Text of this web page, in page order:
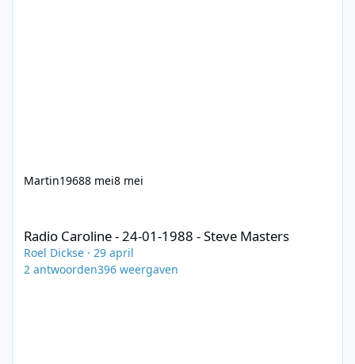
Martin19688 mei8 mei
Radio Caroline - 24-01-1988 - Steve Masters
Roel Dickse · 29 april
2 antwoorden396 weergaven